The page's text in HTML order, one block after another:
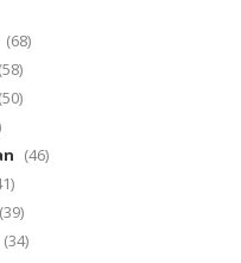
(68)
(58)
(50)
(46)
(39)
(34)